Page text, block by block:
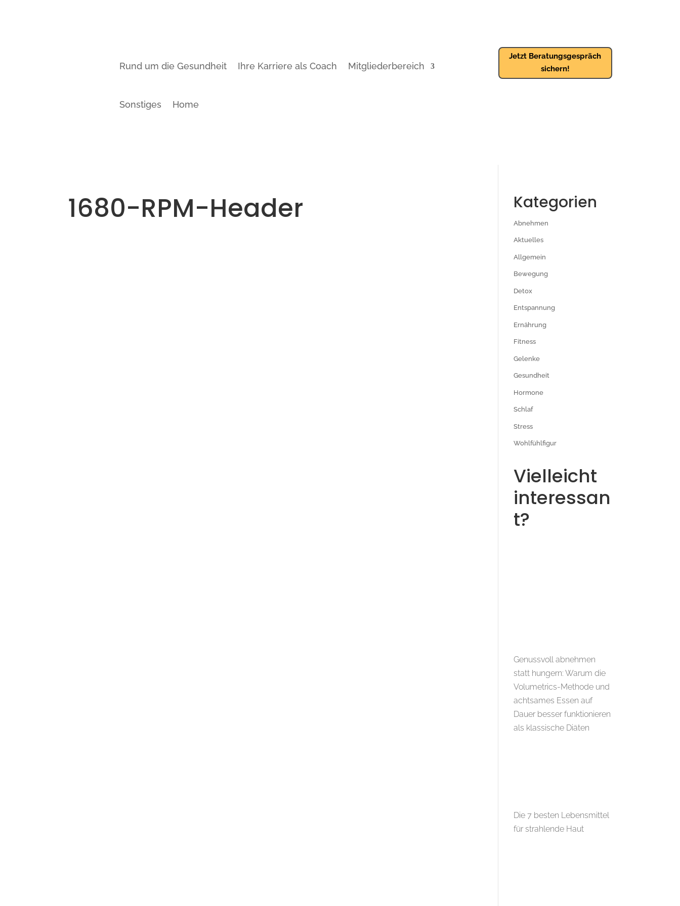
Rund um die Gesundheit Ihre Karriere als Coach Mitgliederbereich
Sonstiges Home
Jetzt Beratungsgespräch
sichern!
1680-RPM-Header Kategorien
Abnehmen
Aktuelles
Allgemein
Bewegung
Detox
Entspannung
Ernährung
Fitness
Gelenke
Gesundheit
Hormone
Schlaf
Stress
Wohlfühlfigur
Vielleicht
interessan
t?
Genussvoll abnehmen
statt hungern: Warum die
Volumetrics-Methode und
achtsames Essen auf
Dauer besser funktionieren
als klassische Diäten
Die 7 besten Lebensmittel
für strahlende Haut